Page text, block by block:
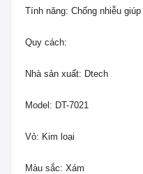
Tính năng: Chống nhiễu
Quy cách:
Nhà sản xuất: Dtech
Model: DT-7021
Vỏ: Kim loại
Màu sắc: Xám